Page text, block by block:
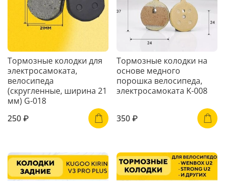
Тормозные колодки для
электросамоката,
велосипеда
(скругленные, ширина 21
мм) G-018
250 ₽
Тормозные колодки на
основе медного
порошка велосипеда,
электросамоката K-008
350 ₽